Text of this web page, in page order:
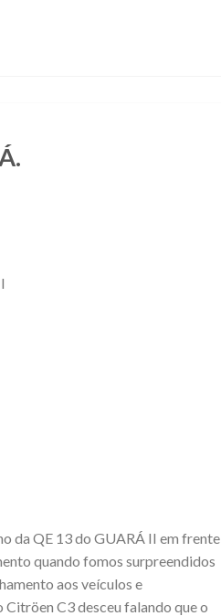
da QE 13 do GUARÁ II em frente
quando fomos surpreendidos
aos veículos e
C3 desceu falando que o